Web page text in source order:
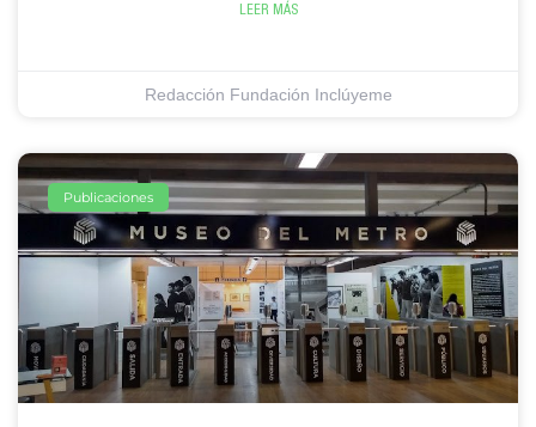
LEER MÁS
Redacción Fundación Inclúyeme
Publicaciones